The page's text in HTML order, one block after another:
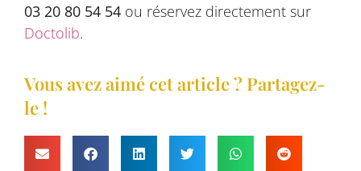
03 20 80 54 54 ou réservez directement sur
Doctolib.
Vous avez aimé cet article ? Partagez-
le !